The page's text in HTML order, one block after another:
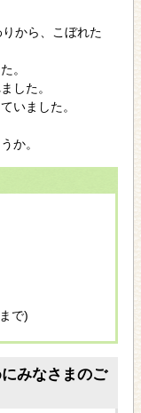
から、こぼれた
。
した。
いました。
か。
で)
みなさまのご